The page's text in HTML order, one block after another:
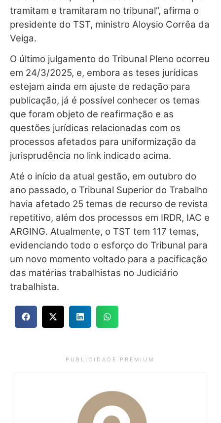
tramitam e tramitaram no tribunal”, afirma o
presidente do TST, ministro Aloysio Corrêa da
Veiga.
O último julgamento do Tribunal Pleno ocorreu
em 24/3/2025, e, embora as teses jurídicas
estejam ainda em ajuste de redação para
publicação, já é possível conhecer os temas
que foram objeto de reafirmação e as
questões jurídicas relacionadas com os
processos afetados para uniformização da
jurisprudência no link indicado acima.
Até o início da atual gestão, em outubro do
ano passado, o Tribunal Superior do Trabalho
havia afetado 25 temas de recurso de revista
repetitivo, além dos processos em IRDR, IAC e
ARGING. Atualmente, o TST tem 117 temas,
evidenciando todo o esforço do Tribunal para
um novo momento voltado para a pacificação
das matérias trabalhistas no Judiciário
trabalhista.
P U B L I C I D A D E P R E M I U M